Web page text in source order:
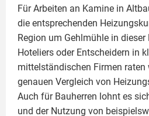
Für Arbeiten an Kamine in
die entsprechenden
Region um Gehlmühle in dieser
Hoteliers oder Entscheidern in
mittelständischen Firmen
genauen Vergleich von
Auch für Bauherren lohnt es
und der Nutzung von